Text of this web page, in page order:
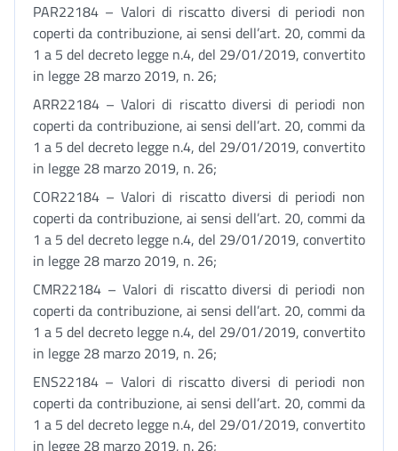
PAR22184 – Valori di riscatto diversi di periodi non
coperti da contribuzione, ai sensi dell’art. 20, commi da
1 a 5 del decreto legge n.4, del 29/01/2019, convertito
in legge 28 marzo 2019, n. 26;
ARR22184 – Valori di riscatto diversi di periodi non
coperti da contribuzione, ai sensi dell’art. 20, commi da
1 a 5 del decreto legge n.4, del 29/01/2019, convertito
in legge 28 marzo 2019, n. 26;
COR22184 – Valori di riscatto diversi di periodi non
coperti da contribuzione, ai sensi dell’art. 20, commi da
1 a 5 del decreto legge n.4, del 29/01/2019, convertito
in legge 28 marzo 2019, n. 26;
CMR22184 – Valori di riscatto diversi di periodi non
coperti da contribuzione, ai sensi dell’art. 20, commi da
1 a 5 del decreto legge n.4, del 29/01/2019, convertito
in legge 28 marzo 2019, n. 26;
ENS22184 – Valori di riscatto diversi di periodi non
coperti da contribuzione, ai sensi dell’art. 20, commi da
1 a 5 del decreto legge n.4, del 29/01/2019, convertito
in legge 28 marzo 2019, n. 26;